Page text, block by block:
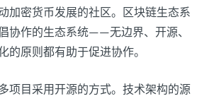
加密货币发展的社区。区块链生态系
协作的生态系统——无边界、开源、
的原则都有助于促进协作。
项目采用开源的方式。技术架构的源